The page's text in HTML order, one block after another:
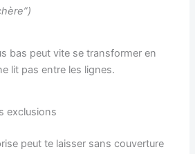
bas peut vite se transformer en
lit pas entre les lignes.
exclusions
peut te laisser sans couverture